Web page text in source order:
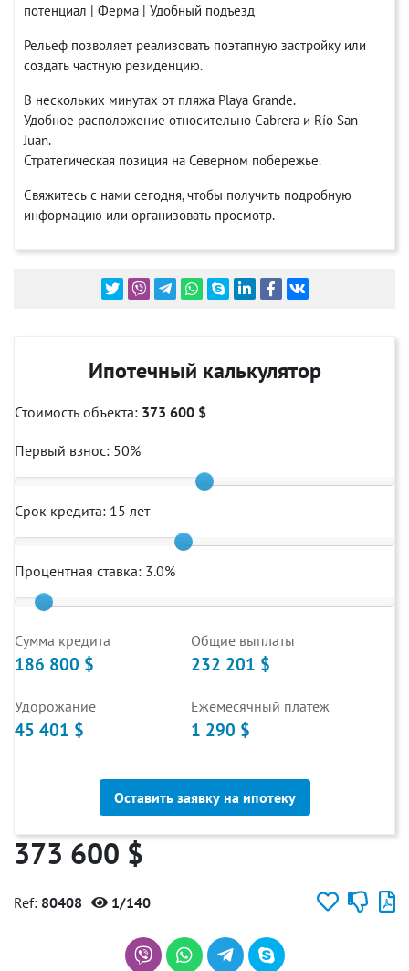
потенциал | Ферма | Удобный подъезд
Рельеф позволяет реализовать поэтапную застройку или
создать частную резиденцию.
В нескольких минутах от пляжа Playa Grande.
Удобное расположение относительно Cabrera и Río San
Juan.
Стратегическая позиция на Северном побережье.
Свяжитесь с нами сегодня, чтобы получить подробную
информацию или организовать просмотр.
Ипотечный калькулятор
Стоимость объекта: 373 600 $
Первый взнос: 50%
Срок кредита: 15 лет
Процентная ставка: 3.0%
Cумма кредита
186 800 $
Общие выплаты
232 201 $
Удорожание
45 401 $
Ежемесячный платеж
1 290 $
Оставить заявку на ипотеку
373 600 $
Ref: 80408 1/140